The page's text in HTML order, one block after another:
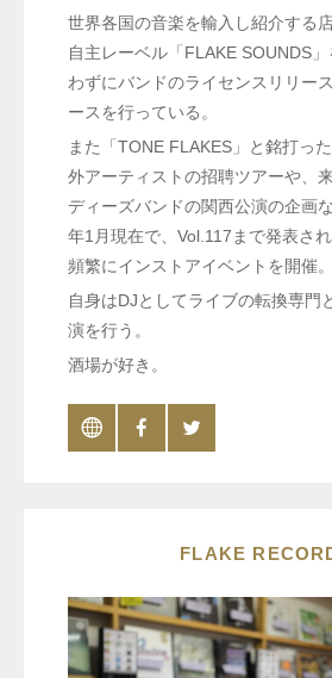
世界各国の音楽を輸入し紹介する
自主レーベル「FLAKE SOUNDS
わずにバンドのライセンスリリー
ースを行っている。
また「TONE FLAKES」と銘打っ
外アーティストの招聘ツアーや、
ディーズバンドの関西公演の企画
年1月現在で、Vol.117まで発表さ
頻繁にインストアイベントを開催。
自身はDJとしてライブの転換専門
演を行う。
酒場が好き。
FLAKE